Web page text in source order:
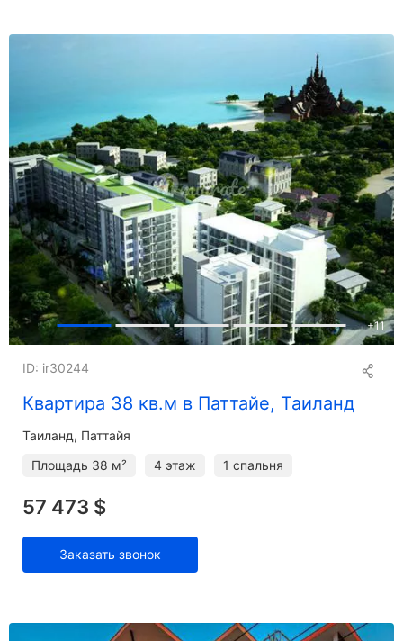
+11
Квартира 38 кв.м в Паттайе, Таиланд
ID: ir30244
Таиланд, Паттайя
Площадь 38 м² 4 этаж 1 спальня
57 473 $
Заказать звонок